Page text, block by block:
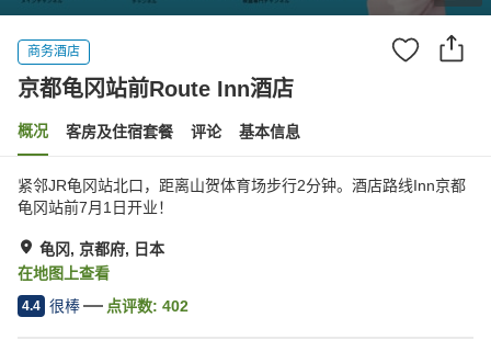
商务酒店
京都龟冈站前Route Inn酒店
概况 客房及住宿套餐 评论 基本信息
紧邻JR龟冈站北口，距离山贺体育场步行2分钟。酒店路线Inn京都
龟冈站前7月1日开业！
龟冈, 京都府, 日本
在地图上查看
4.4 很棒 点评数: 402